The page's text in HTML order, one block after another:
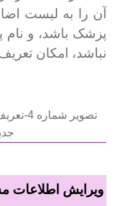
آن را به لیست
پزشک باشد، و
نباشد، امکان
تصویر
ویرایش اطلاعات